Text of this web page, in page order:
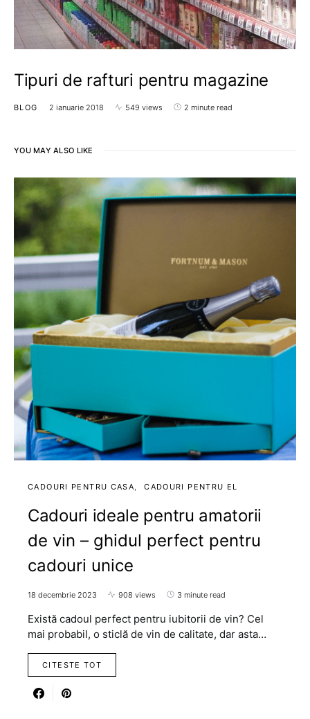
Tipuri de rafturi pentru magazine
BLOG 2 ianuarie 2018 549 views 2 minute read
YOU MAY ALSO LIKE
CADOURI PENTRU CASA CADOURI PENTRU EL
Cadouri ideale pentru amatorii
de vin – ghidul perfect pentru
cadouri unice
18 decembrie 2023 908 views 3 minute read
Există cadoul perfect pentru iubitorii de vin? Cel
mai probabil, o sticlă de vin de calitate, dar asta…
CITESTE TOT